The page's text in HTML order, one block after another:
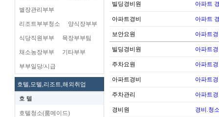
별장관리부부
리조트부부청소 양식장부부
식당직원부부 목장부부팀
채소농장부부 기타부부
부부일당/시급
호텔,모텔,리조트,해외취업
호 텔
호텔청소(룸메이드)
빌딩경비원 아파트
아파트경비 아파트
보안요원 아파트
빌딩경비원 아파트
주차요원 아파트
아파트경비 아파트
주차관리 아파트
경비원 경비.청